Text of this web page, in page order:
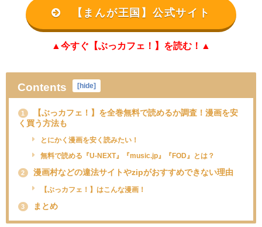
【まんが王国】公式サイト
▲今すぐ【ぶっカフェ！ 】を読む！▲
Contents hide
1
【ぶっカフェ！】を全巻無料で読めるか調査！漫画を安
く買う方法も
とにかく漫画を安く読みたい！
無料で読める『U-NEXT』『music.jp』『FOD』とは？
2 漫画村などの違法サイトやzipがおすすめできない理由
【ぶっカフェ！】はこんな漫画！
3 まとめ